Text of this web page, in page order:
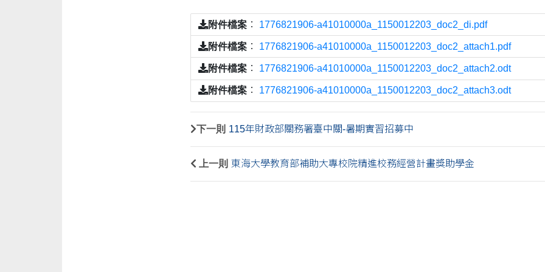
附件檔案 ： 1776821906-a41010000a_1150012203_doc2_di.pdf
附件檔案 ： 1776821906-a41010000a_1150012203_doc2_attach1.pdf
附件檔案 ： 1776821906-a41010000a_1150012203_doc2_attach2.odt
附件檔案 ： 1776821906-a41010000a_1150012203_doc2_attach3.odt
下一則 115年財政部關務署臺中關-暑期實習招募中
上一則 東海大學教育部補助大專校院精進校務經營計畫獎助學金